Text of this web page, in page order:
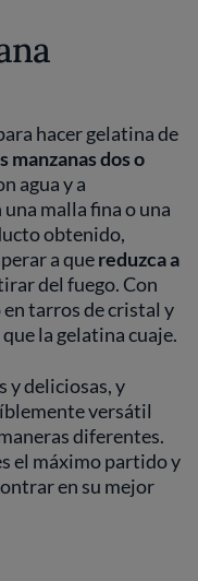
hacer gelatina de
manzanas dos o
agua y a
malla fina o una
obtenido,
a quereduzca a
del fuego. Con
tarros de cristal y
la gelatina cuaje.
y deliciosas, y
versátil
diferentes.
el máximo partido y
en su mejor